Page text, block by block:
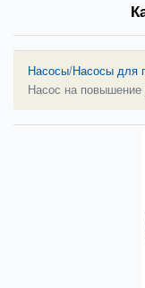
Насосы/Насосы для
Насос на повышение